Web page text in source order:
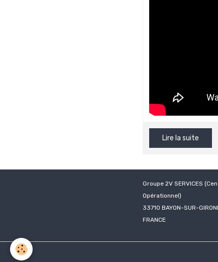
Lire la suite
Groupe 2V SERVICES
Opérationnel)
33710 BAYON-SUR-
FRANCE